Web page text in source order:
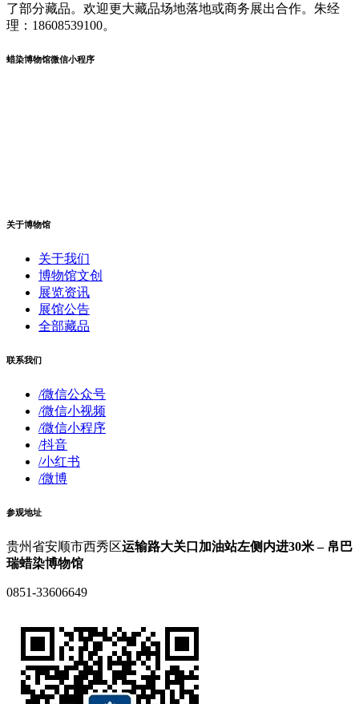
了部分藏品。欢迎更大藏品场地落地或商务展出合作。朱经
理：18608539100。
蜡染博物馆微信小程序
关于博物馆
关于我们
博物馆文创
展览资讯
展馆公告
全部藏品
联系我们
/微信公众号
/微信小视频
/微信小程序
/抖音
/小红书
/微博
参观地址
贵州省安顺市西秀区运输路大关口加油站左侧内进30米 – 帛巴
瑞蜡染博物馆
0851-33606649